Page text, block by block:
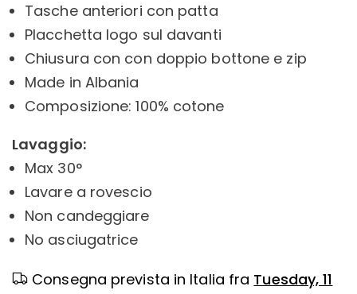
Tasche anteriori con patta
Placchetta logo sul davanti
Chiusura con con doppio bottone e zip
Made in Albania
Composizione: 100% cotone
Lavaggio:
Max 30°
Lavare a rovescio
Non candeggiare
No asciugatrice
Consegna prevista in Italia fra Tuesday, 11